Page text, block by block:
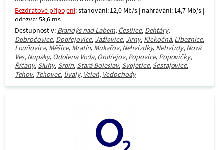
Bezdrátové připojení: stahování: 12,0 Mb/s | nahrávání: 14,7 Mb/s |
odezva: 58,6 ms
Dostupnost v: Brandýs nad Labem, Čestlice, Dehtáry,
Dobročovice, Dobřejovice, Jažlovice, Jirny, Klokočná, Líbeznice,
Louňovice, Měšice, Mratín, Mukařov, Nehvízdky, Nehvizdy, Nová
Ves, Nupaky, Odolena Voda, Ondřejov, Popovice, Popovičky,
Říčany, Sluhy, Srbín, Stará Boleslav, Svojetice, Šestajovice,
Tehov, Tehovec, Úvaly, Veleň, Vodochody